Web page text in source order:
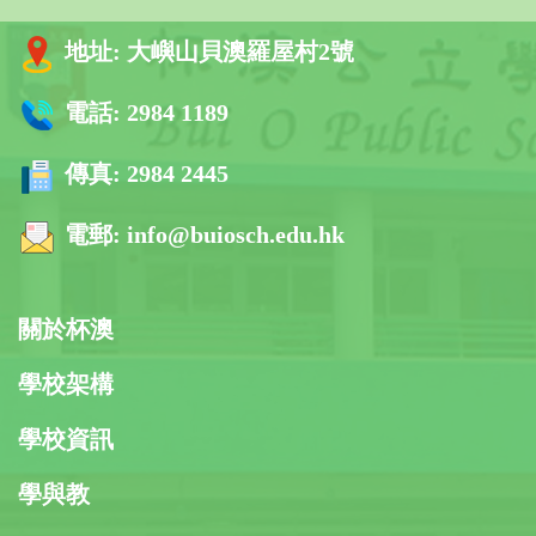
地址: 大嶼山貝澳羅屋村2號
電話: 2984 1189
傳真: 2984 2445
電郵: info@buiosch.edu.hk
關於杯澳
學校架構
學校資訊
學與教